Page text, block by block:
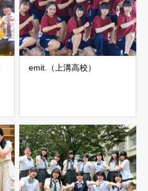
emit.（上溝高校）